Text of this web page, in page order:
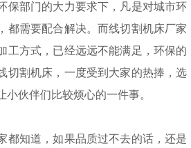
保部门的大力要求下，凡是对城市环
都需要配合解决。而线切割机床厂家
工方式，已经远远不能满足，环保的
切割机床，一度受到大家的热捧，选
伙伴们比较烦心的一件事。
都知道，如果品质过不去的话，还是